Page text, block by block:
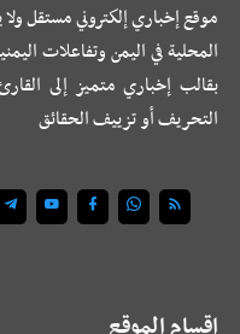
موقع إخباري إلكتروني مستقل
المحلية في اليمن وتفاعلات
بقالب إخباري متميز إلى
التحريف أو تزييف الحقائق